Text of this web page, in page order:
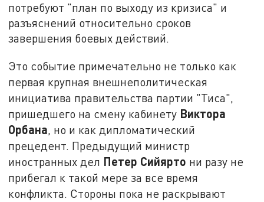
потребуют "план по выходу из кризиса" и
разъяснений относительно сроков
завершения боевых действий.
Это событие примечательно не только как
первая крупная внешнеполитическая
инициатива правительства партии "Тиса",
пришедшего на смену кабинету Виктора
Орбана, но и как дипломатический
прецедент. Предыдущий министр
иностранных дел Петер Сийярто ни разу не
прибегал к такой мере за все время
конфликта. Стороны пока не раскрывают